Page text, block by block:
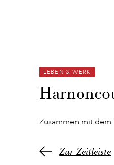
LEBEN & WERK
Zusammen mit
Zur Zeitleiste